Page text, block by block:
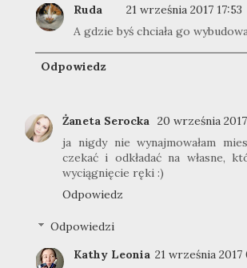
Ruda
21 września 2017 17:53
A gdzie byś chciała go
Odpowiedz
Żaneta Serocka 20 września
ja nigdy nie wynajmowałam
czekać i odkładać na własne,
wyciągnięcie ręki :)
Odpowiedz
Odpowiedzi
Kathy Leonia 21 września 2017